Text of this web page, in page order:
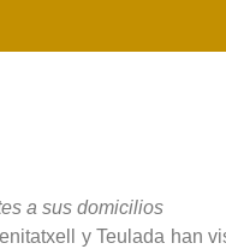
a sus domicilios
y Teulada han